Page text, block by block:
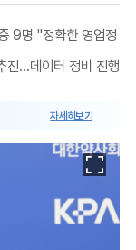
9명 "정확한 영업정
진…데이터 정비 진행
자세히보기